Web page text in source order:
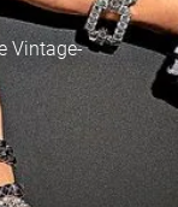
Vintage-